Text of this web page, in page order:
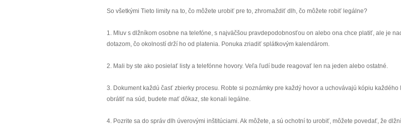
So všetkými Tieto limity na to, čo môžete urobiť pre to, zhromaždiť dlh, čo môžete robiť legálne?
1. Mluv s dlžníkom osobne na telefóne, s najväčšou pravdepodobnosťou on alebo ona chce platiť, ale je
dotazom, čo okolností drží ho od platenia. Ponuka zriadiť splátkovým kalendárom.
2. Mali by ste ako posielať listy a telefónne hovory. Veľa ľudí bude reagovať len na jeden alebo ostatné.
3. Dokument každú časť zbierky procesu. Robte si poznámky pre každý hovor a uchovávajú kópiu každého
obrátiť na súd, budete mať dôkaz, ste konali legálne.
4. Pozrite sa do správ dlh úverovými inštitúciami. Ak môžete, a sú ochotní to urobiť, môžete povedať, že